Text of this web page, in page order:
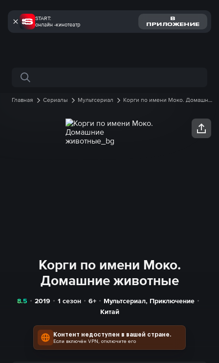
START:
онлайн -кинотеатр
В
ПРИЛОЖЕНИЕ
Поиск по сайту
Главная Сериалы Мультсериал
Корги по имени Моко. Домашние
Корги по имени Моко.
Домашние животные
8.5 2019 1 сезон 6+ Мультсериал, Приключение
Китай
Контент недоступен в вашей стране.
Если включён VPN, отключите его